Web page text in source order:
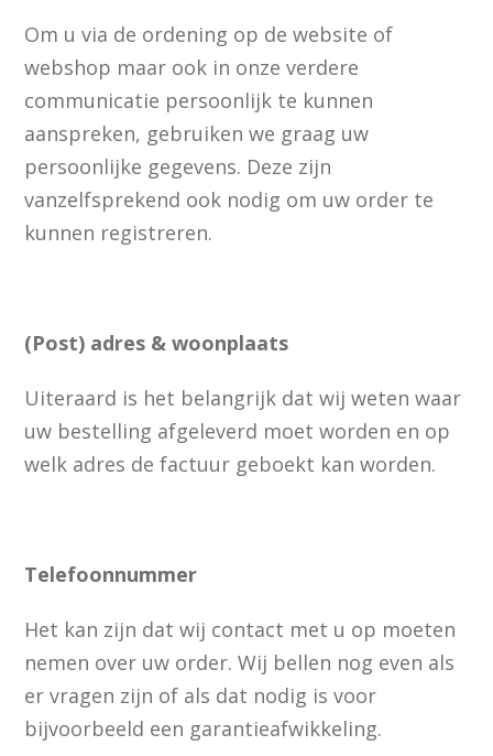
Om u via de ordening op de website of
webshop maar ook in onze verdere
communicatie persoonlijk te kunnen
aanspreken, gebruiken we graag uw
persoonlijke gegevens. Deze zijn
vanzelfsprekend ook nodig om uw order te
kunnen registreren.
(Post) adres & woonplaats
Uiteraard is het belangrijk dat wij weten waar
uw bestelling afgeleverd moet worden en op
welk adres de factuur geboekt kan worden.
Telefoonnummer
Het kan zijn dat wij contact met u op moeten
nemen over uw order. Wij bellen nog even als
er vragen zijn of als dat nodig is voor
bijvoorbeeld een garantieafwikkeling.